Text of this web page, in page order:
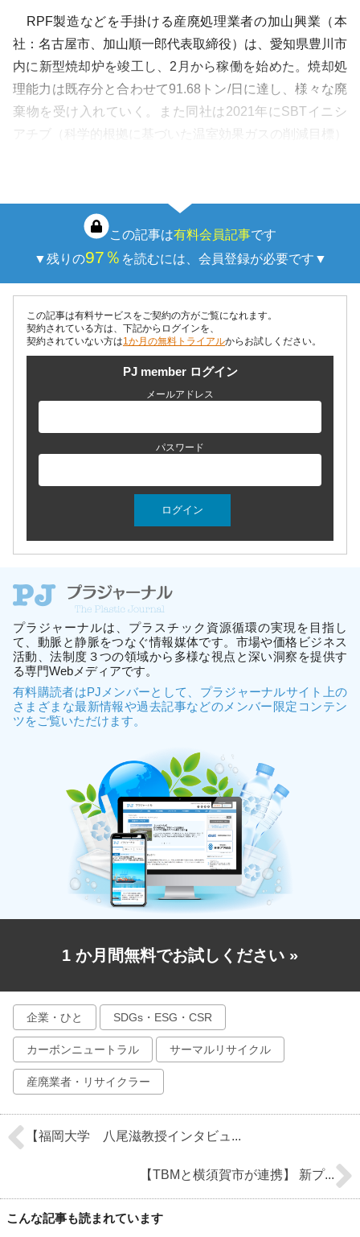
RPF製造などを手掛ける産廃処理業者の加山興業（本
社：名古屋市、加山順一郎代表取締役）は、愛知県豊川市
内に新型焼却炉を竣工し、2月から稼働を始めた。焼却処
理能力は既存分と合わせて91.68トン/日に達し、様々な廃
棄物を受け入れていく。また同社は2021年にSBTイニシ
アチブ（科学的根拠に基づいた温室効果ガスの削減目標）
この記事は有料会員記事です
▼残りの97％ を読むには、会員登録が必要です▼
この記事は有料サービスをご契約の方がご覧になれます。
契約されている方は、下記からログインを、
契約されていない方は1か月の無料トライアルからお試しください。
PJ member ログイン
メールアドレス
パスワード
プラジャーナルは、プラスチック資源循環の実現を目指し
て、動脈と静脈をつなぐ情報媒体です。市場や価格ビジネス
活動、法制度３つの領域から多様な視点と深い洞察を提供す
る専門Webメディアです。
有料購読者はPJメンバーとして、プラジャーナルサイト上の
さまざまな最新情報や過去記事などのメンバー限定コンテン
ツをご覧いただけます。
1 か月間無料でお試しください »
企業・ひと SDGs・ESG・CSR
カーボンニュートラル サーマルリサイクル
産廃業者・リサイクラー
【福岡大学 八尾滋教授インタビュ...
【TBMと横須賀市が連携】 新プ...
こんな記事も読まれています